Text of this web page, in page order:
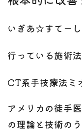
いぎあ☆すてー
行っている施術法
CT系手技療法ミ
アメリカの徒手
の理論と技術の